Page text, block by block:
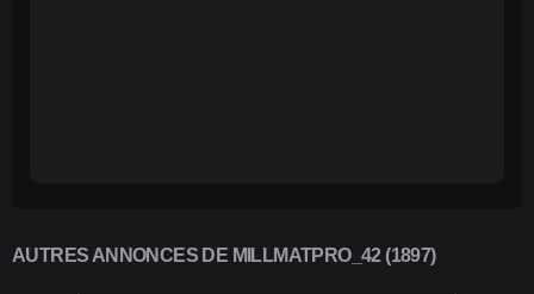
AUTRES ANNONCES DE MILLMATPRO_42 (1897)